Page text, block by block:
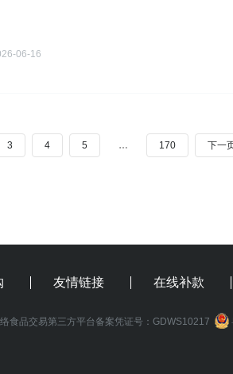
06-16
3 4 5 … 170 下一
友情链接 在线补款
食品交易第三方平台备案凭证号：GDWS10217